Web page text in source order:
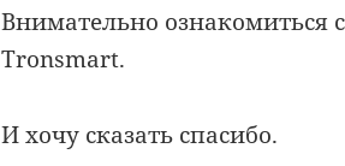
Внимательно
Tronsmart.
И хочу сказать спасибо.